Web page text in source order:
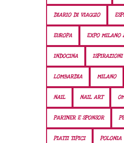
DIARIO DI VIAGGIO
EUROPA EXPO MILANO
INDOCINA
LOMBARDIA MILANO
NAIL NAIL ART
PARTNER E SPONSOR
PIATTI TIPICI POLONIA